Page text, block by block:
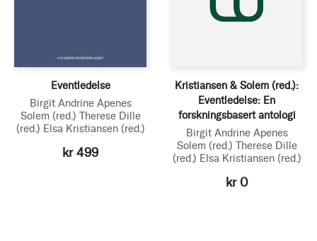
Eventledelse
Birgit Andrine Apenes
Solem (red.) Therese Dille
(red.) Elsa Kristiansen (red.)
kr 499
Kristiansen & Solem (red.):
Eventledelse: En
forskningsbasert antologi
Birgit Andrine Apenes
Solem (red.) Therese Dille
(red.) Elsa Kristiansen (red.)
kr 0